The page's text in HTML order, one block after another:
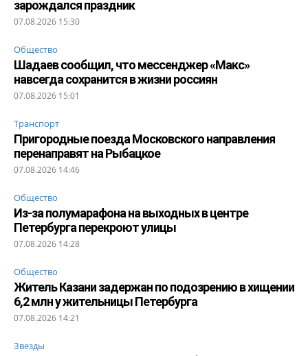
зарождался праздник
07.08.2026 15:30
Общество
Шадаев сообщил, что мессенджер «Макс»
навсегда сохранится в жизни россиян
07.08.2026 15:01
Транспорт
Пригородные поезда Московского направления
перенаправят на Рыбацкое
07.08.2026 14:46
Общество
Из-за полумарафона на выходных в центре
Петербурга перекроют улицы
07.08.2026 14:28
Общество
Житель Казани задержан по подозрению в хищении
6,2 млн у жительницы Петербурга
07.08.2026 14:21
Звезды